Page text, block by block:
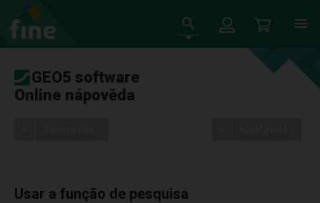
GEO5 software
Online nápověda
Usar a função de pesquisa